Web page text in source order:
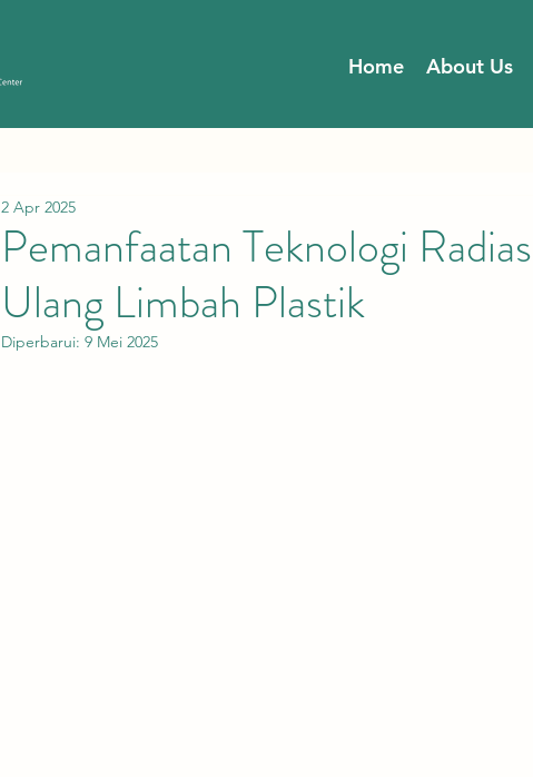
Home About Us
Pemanfaatan Teknologi
Ulang Limbah Plastik
2 Apr 2025
Diperbarui: 9 Mei 2025